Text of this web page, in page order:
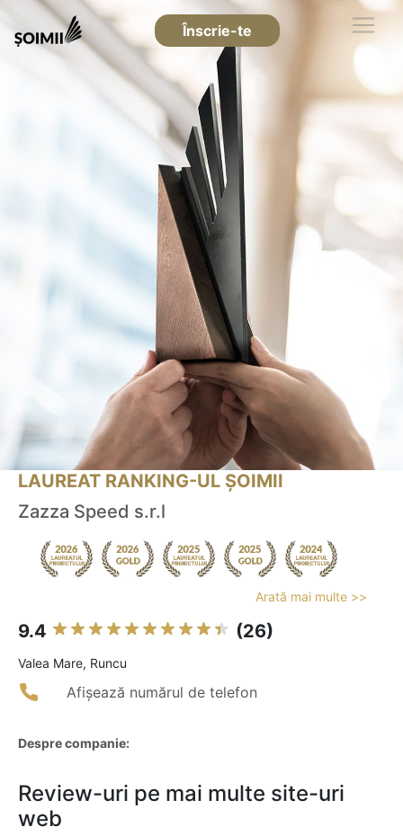
Înscrie-te
LAUREAT RANKING-UL ȘOIMII
Zazza Speed s.r.l
Arată mai multe >>
9.4 (26)
Valea Mare, Runcu
Afișează numărul de telefon
Despre companie:
Review-uri pe mai multe site-uri
web